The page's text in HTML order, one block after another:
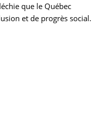
que le Québec
et de progrès social.